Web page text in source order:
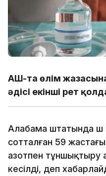
АҚШ-та өлім
әдісі екінші рет
Алабама штатында үш
сотталған 59
азотпен тұншықтыру
кесілді, деп